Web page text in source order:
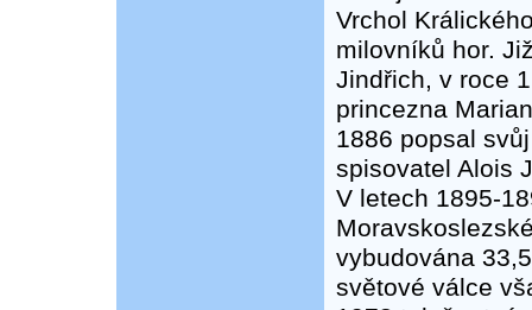
Vrchol
milovníků hor.
Jindřich, v roce
princezna
1886 popsal
spisovatel Alois
V letech 1895-
vybudována
světové válce